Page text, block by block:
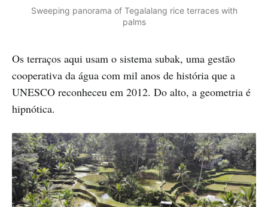
Sweeping panorama of Tegalalang rice terraces with
palms
Os terraços aqui usam o sistema subak, uma gestão
cooperativa da água com mil anos de história que a
UNESCO reconheceu em 2012. Do alto, a geometria é
hipnótica.